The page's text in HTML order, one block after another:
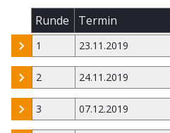
Runde Termin
1 23.11.2019
2 24.11.2019
3 07.12.2019